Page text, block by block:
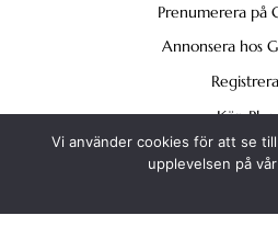
Prenumerera på
Annonsera hos
Registrera
Köp Plus
Vi använder cookies för att se
upplevelsen på